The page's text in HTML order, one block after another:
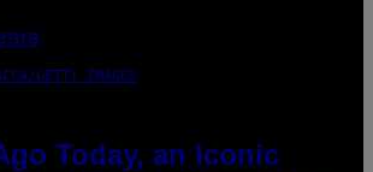
GETTY IMAGES
Today, an Iconic